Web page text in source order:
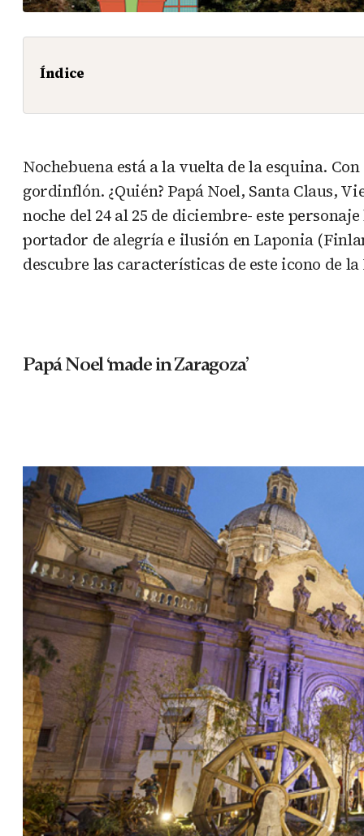
Índice
Nochebuena está a la vuelta de la esquina.
gordinflón. ¿Quién? Papá Noel, Santa Claus,
noche del 24 al 25 de diciembre- este
portador de alegría e ilusión en Laponia
descubre las características de este icono de
Papá Noel ‘made in Zaragoza’